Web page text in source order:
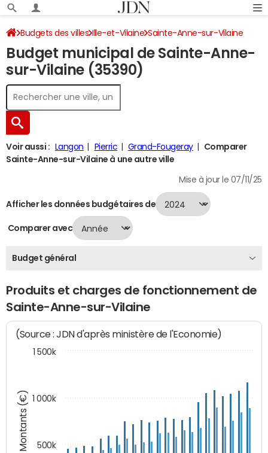
Budgets des villes Ille-et-Vilaine Sainte-Anne-sur-Vilaine
Budget 2024
Budget municipal de Sainte-Anne-
sur-Vilaine (35390)
Voir aussi : Langon Pierric Grand-Fougeray
Comparer
Sainte-Anne-sur-Vilaine à une autre ville
Mise à jour le 07/11/25
Afficher les données budgétaires de
Comparer avec
Budget général
Produits et charges de fonctionnement de
Sainte-Anne-sur-Vilaine
Montants (€)
(Source : JDN d'après ministère de l'Economie)
500k
1 000k
1 500k